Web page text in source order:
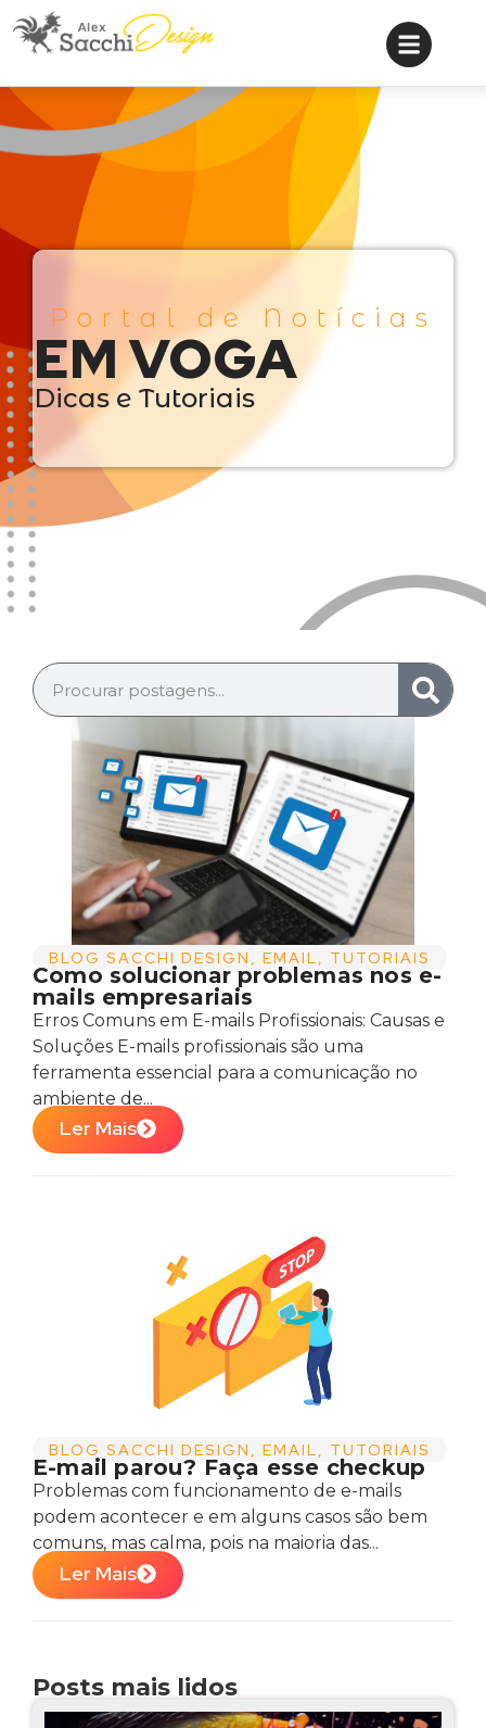
Portal de Notícias
EM VOGA
Dicas e Tutoriais
BLOG SACCHI DESIGN , EMAIL, TUTORIAIS
Como solucionar problemas nos e-
mails empresariais
Erros Comuns em E-mails Profissionais: Causas e
Soluções E-mails profissionais são uma
ferramenta essencial para a comunicação no
ambiente de...
Ler Mais
BLOG SACCHI DESIGN , EMAIL, TUTORIAIS
E-mail parou? Faça esse checkup
Problemas com funcionamento de e-mails
podem acontecer e em alguns casos são bem
comuns, mas calma, pois na maioria das...
Ler Mais
Posts mais lidos